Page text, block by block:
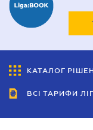
КАТАЛОГ
ВСІ ТАРИФИ